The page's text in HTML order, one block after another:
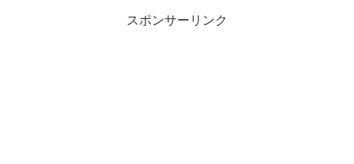
スポンサーリンク